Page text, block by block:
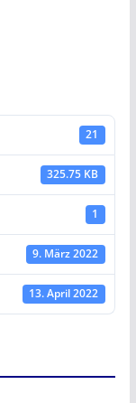
21
325.75 KB
1
9. März 2022
13. April 2022